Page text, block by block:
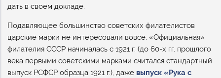
дать в своем докладе.
Подавляющее большинство советских филателистов
царские марки не интересовали вовсе. «Официальная»
филателия СССР начиналась с 1921 г. (до 60-х гг. прошлого
века первыми советскими марками считался стандартный
выпуск РСФСР образца 1921 г.), даже выпуск «Рука с